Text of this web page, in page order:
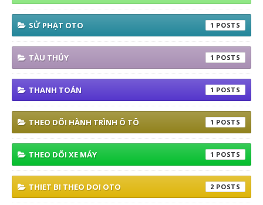
SỬ PHẠT OTO 1
TÀU THỦY 1
THANH TOÁN 1
THEO DÕI HÀNH TRÌNH Ô TÔ 1
THEO DÕI XE MÁY 1
THIET BI THEO DOI OTO 2